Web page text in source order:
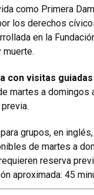
como Primera
los derechos
en la
muerte.
con visitas guiadas
martes a domingos
grupos, en
de martes a
reserva
aproximada: 45